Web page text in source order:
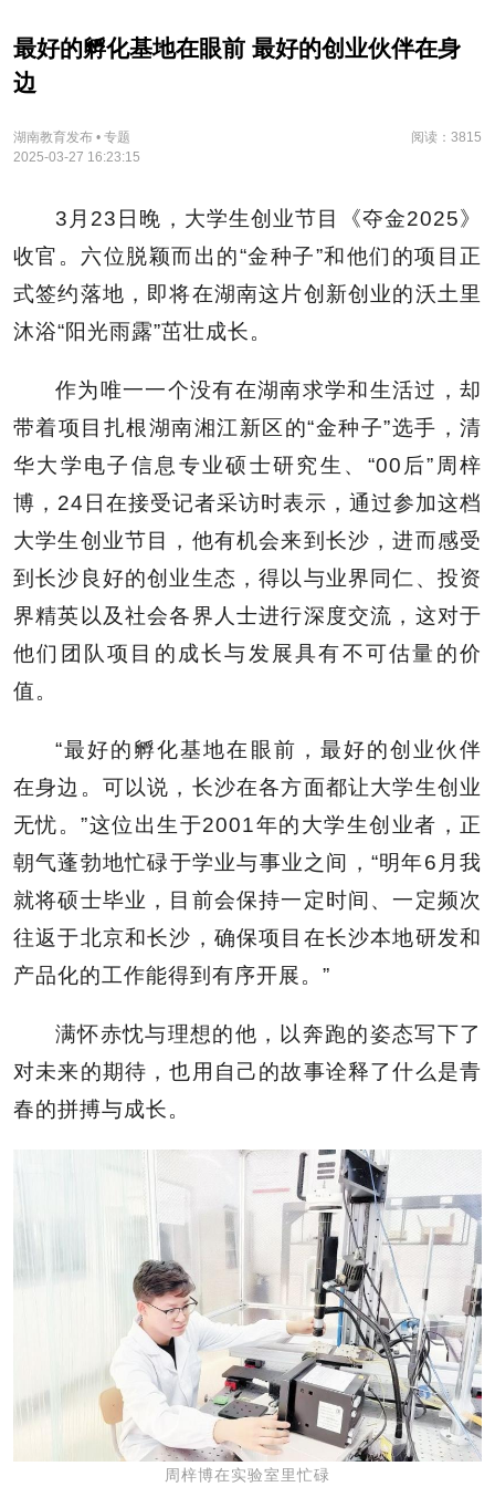
最好的孵化基地在眼前 最好的创业伙伴在身
边
湖南教育发布 • 专题
阅读：3815
2025-03-27 16:23:15
3月23日晚，大学生创业节目《夺金2025》
收官。六位脱颖而出的“金种子”和他们的项目正
式签约落地，即将在湖南这片创新创业的沃土里
沐浴“阳光雨露”茁壮成长。
作为唯一一个没有在湖南求学和生活过，却
带着项目扎根湖南湘江新区的“金种子”选手，清
华大学电子信息专业硕士研究生、“00后”周梓
博，24日在接受记者采访时表示，通过参加这档
大学生创业节目，他有机会来到长沙，进而感受
到长沙良好的创业生态，得以与业界同仁、投资
界精英以及社会各界人士进行深度交流，这对于
他们团队项目的成长与发展具有不可估量的价
值。
“最好的孵化基地在眼前，最好的创业伙伴
在身边。可以说，长沙在各方面都让大学生创业
无忧。”这位出生于2001年的大学生创业者，正
朝气蓬勃地忙碌于学业与事业之间，“明年6月我
就将硕士毕业，目前会保持一定时间、一定频次
往返于北京和长沙，确保项目在长沙本地研发和
产品化的工作能得到有序开展。”
满怀赤忱与理想的他，以奔跑的姿态写下了
对未来的期待，也用自己的故事诠释了什么是青
春的拼搏与成长。
周梓博在实验室里忙碌